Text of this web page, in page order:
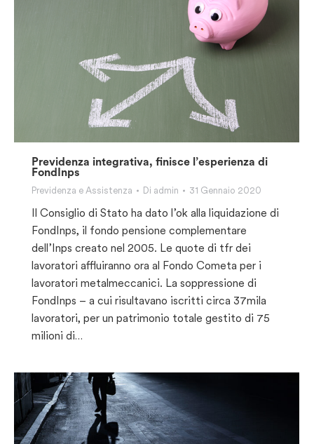
Previdenza integrativa, finisce l’esperienza di
FondInps
Previdenza e Assistenza Di admin 31 Gennaio 2020
Il Consiglio di Stato ha dato l’ok alla liquidazione di
FondInps, il fondo pensione complementare
dell’Inps creato nel 2005. Le quote di tfr dei
lavoratori affluiranno ora al Fondo Cometa per i
lavoratori metalmeccanici. La soppressione di
FondInps – a cui risultavano iscritti circa 37mila
lavoratori, per un patrimonio totale gestito di 75
milioni di…